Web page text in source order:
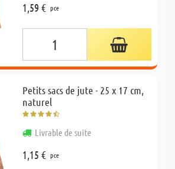
1,59 € pce
Petits sacs de jute - 25 x 17 cm,
naturel
Livrable de suite
1,15 € pce